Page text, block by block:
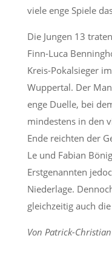
viele enge Spiele
Die Jungen 13
Finn-Luca
Kreis-Pokalsieger
Wuppertal. Der
enge Duelle, bei
mindestens in den
Ende reichten der
Le und Fabian
Erstgenannten
Niederlage.
gleichzeitig auch
Von Patrick-